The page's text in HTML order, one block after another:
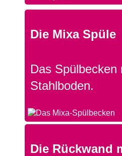
Die Mixa Spüle
Das Spülbecken
Stahlboden.
Die Rückwand